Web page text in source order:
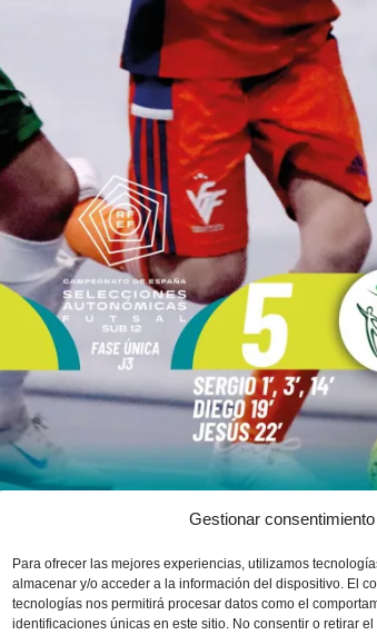
Gestionar consentimiento
Para ofrecer las mejores experiencias, utilizamos
almacenar y/o acceder a la información del dispositivo. El
tecnologías nos permitirá procesar datos como el
identificaciones únicas en este sitio. No consentir o retirar